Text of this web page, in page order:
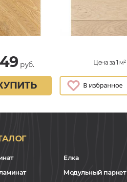
руб. Цена за 1 м²
Елка
Модульный паркет